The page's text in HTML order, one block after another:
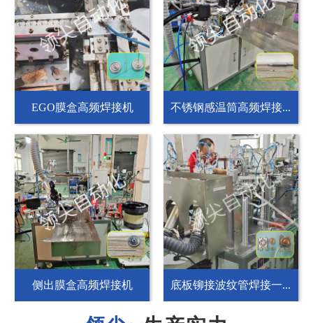
EGO膜盒高频焊接机 不锈钢感温筒高频焊接...
侧出膜盒高频焊接机 底板铆接波纹管焊接一...